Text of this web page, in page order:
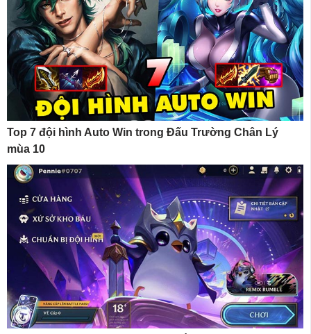
Top 7 đội hình Auto Win trong Đấu Trường Chân Lý
mùa 10